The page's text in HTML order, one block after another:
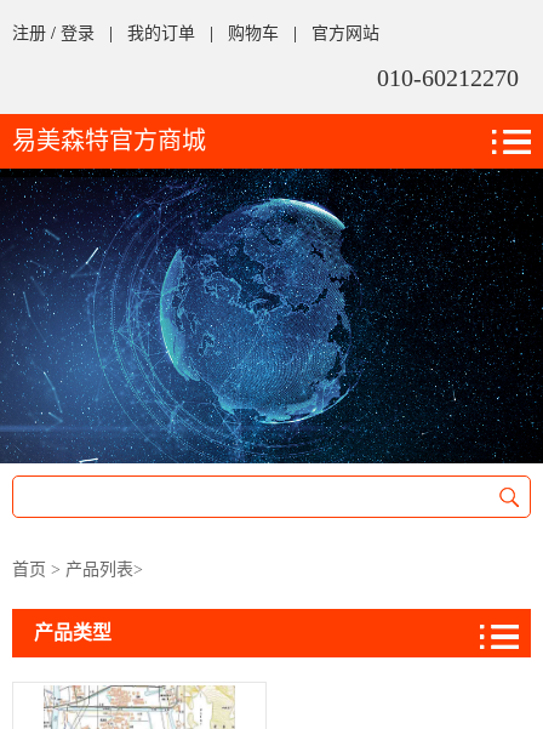
注册 / 登录 我的订单 购物车 官方网站
010-60212270
首页 > 产品列表>
产品类型